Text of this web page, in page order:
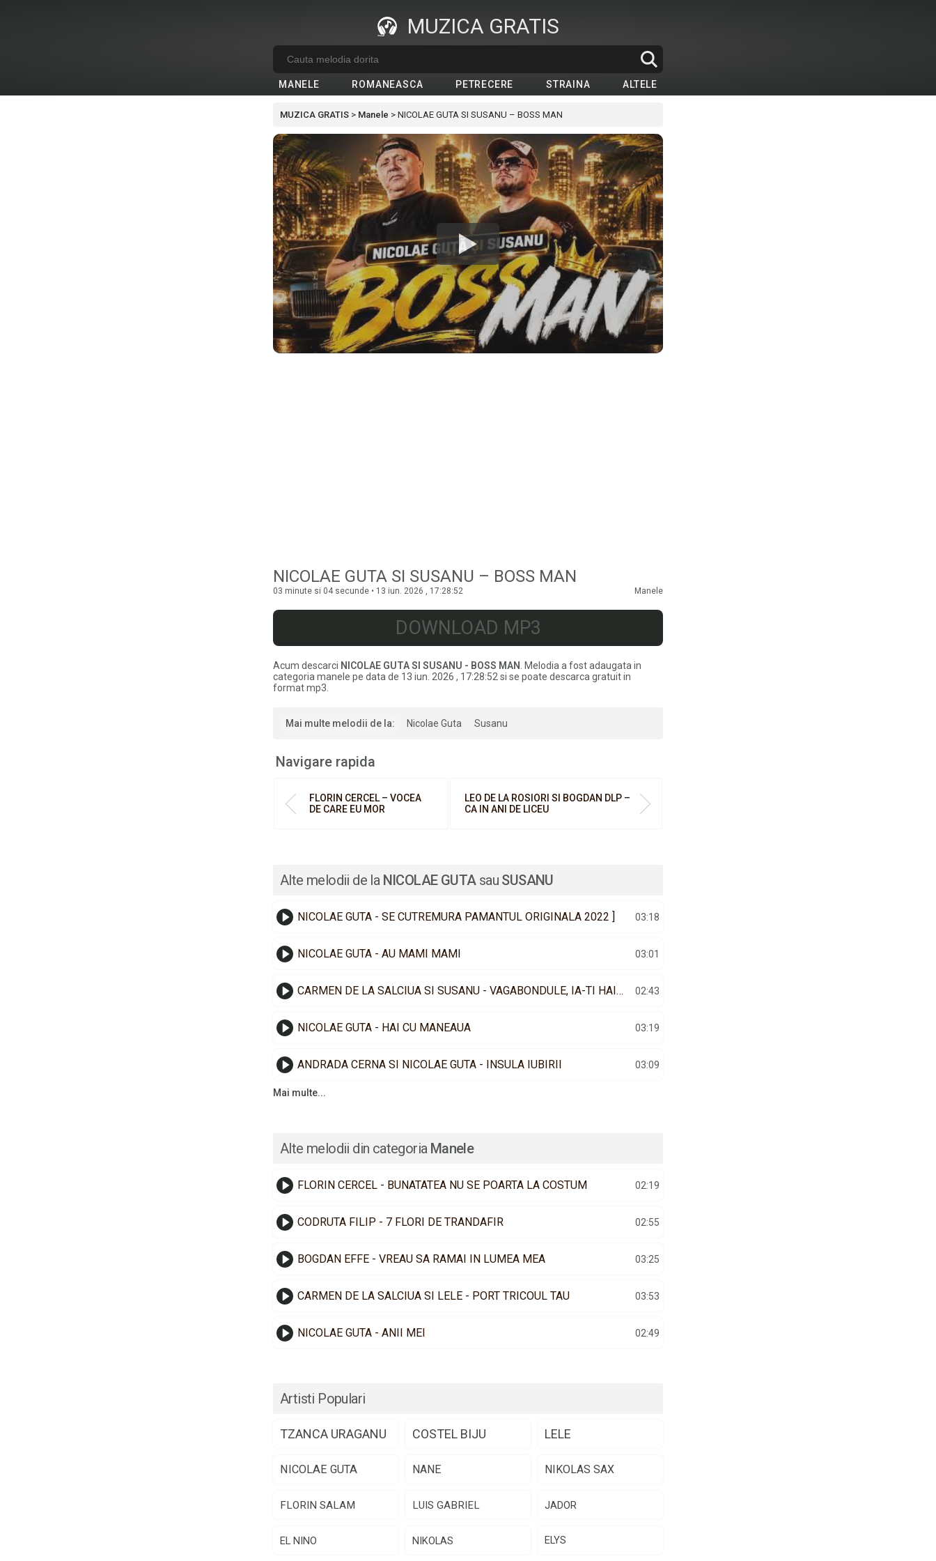
MUZICA GRATIS
MANELE ROMANEASCA PETRECERE STRAINA ALTELE
MUZICA GRATIS > Manele > NICOLAE GUTA SI SUSANU – BOSS MAN
NICOLAE GUTA SI SUSANU – BOSS MAN
03 minute si 04 secunde • 13 iun. 2026 , 17:28:52 Manele
DOWNLOAD MP3
Acum descarci NICOLAE GUTA SI SUSANU - BOSS MAN
. Melodia a fost adaugata in
categoria manele pe data de 13 iun. 2026 , 17:28:52 si se poate descarca gratuit in
format mp3.
Mai multe melodii de la: Nicolae Guta Susanu
Navigare rapida
FLORIN CERCEL – VOCEA
DE CARE EU MOR
LEO DE LA ROSIORI SI BOGDAN DLP –
CA IN ANI DE LICEU
Alte melodii de la NICOLAE GUTAsau SUSANU
NICOLAE GUTA - SE CUTREMURA PAMANTUL ORIGINALA 2022 ] 03:18
NICOLAE GUTA - AU MAMI MAMI 03:01
CARMEN DE LA SALCIUA SI SUSANU - VAGABONDULE, IA-TI HAINA 02:43
NICOLAE GUTA - HAI CU MANEAUA 03:19
ANDRADA CERNA SI NICOLAE GUTA - INSULA IUBIRII 03:09
Mai multe...
Alte melodii din categoria Manele
FLORIN CERCEL - BUNATATEA NU SE POARTA LA COSTUM 02:19
CODRUTA FILIP - 7 FLORI DE TRANDAFIR 02:55
BOGDAN EFFE - VREAU SA RAMAI IN LUMEA MEA 03:25
CARMEN DE LA SALCIUA SI LELE - PORT TRICOUL TAU 03:53
NICOLAE GUTA - ANII MEI 02:49
Artisti Populari
TZANCA URAGANU COSTEL BIJU LELE
NICOLAE GUTA NANE NIKOLAS SAX
FLORIN SALAM LUIS GABRIEL JADOR
EL NINO NIKOLAS ELYS